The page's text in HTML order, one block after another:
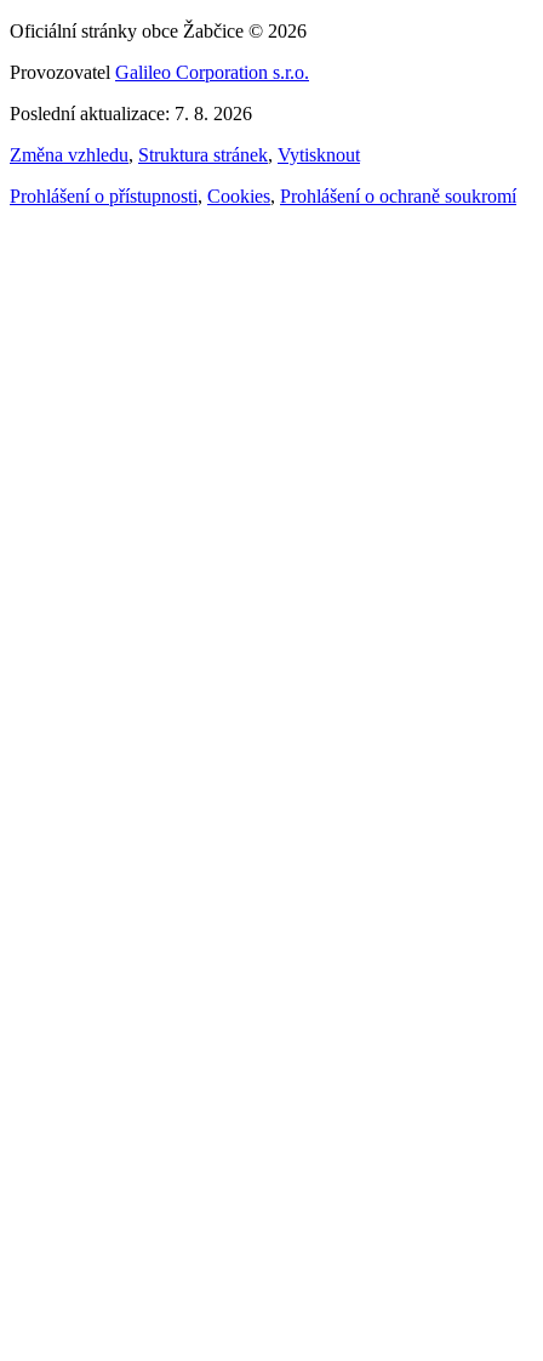
Oficiální stránky obce Žabčice © 2026
Provozovatel Galileo Corporation s.r.o.
Poslední aktualizace: 7. 8. 2026
Změna vzhledu, Struktura stránek, Vytisknout
Prohlášení o přístupnosti, Cookies, Prohlášení o ochraně soukromí